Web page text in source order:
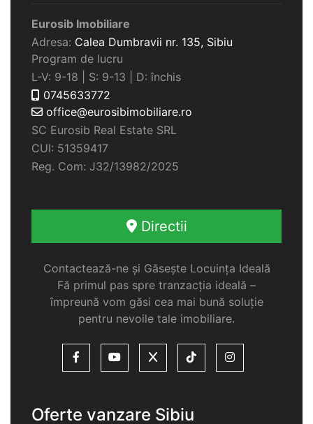
Eurosib Imobiliare
Adresa: Calea Dumbravii nr. 135, Sibiu
Program de lucru
L-V: 9-18 | S: 9-13 | D: închis
0745633772
office@eurosibimobiliare.ro
SC Eurosib Real Estate SRL
CUI: 51359417
Reg. Com: J32/13982/2025
Directii
Contactează-ne și Găsește Locuința Ideală
Fă primul pas spre tranzacția ideală –
împreună vom găsi cea mai bună soluție
pentru nevoile tale imobiliare.
Oferte vanzare Sibiu